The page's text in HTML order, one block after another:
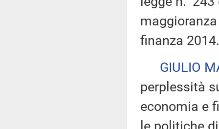
finanza 2014.
GIULIO
perplessità
economia e